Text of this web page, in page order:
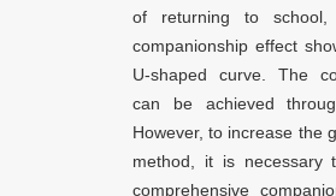
of returning to
companionship effect
U-shaped curve. The
can be achieved
However, to increase the
method, it is necessary
comprehensive